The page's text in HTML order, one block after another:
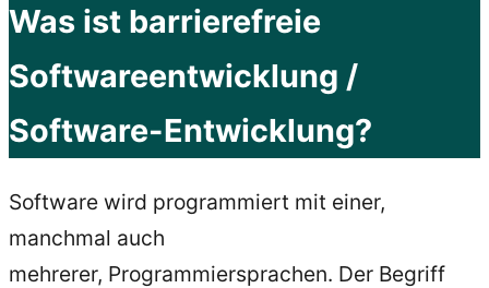
Was ist barrierefreie
Softwareentwicklung /
Software-Entwicklung?
Software wird programmiert mit einer,
manchmal auch
mehrerer, Programmiersprachen. Der Begriff